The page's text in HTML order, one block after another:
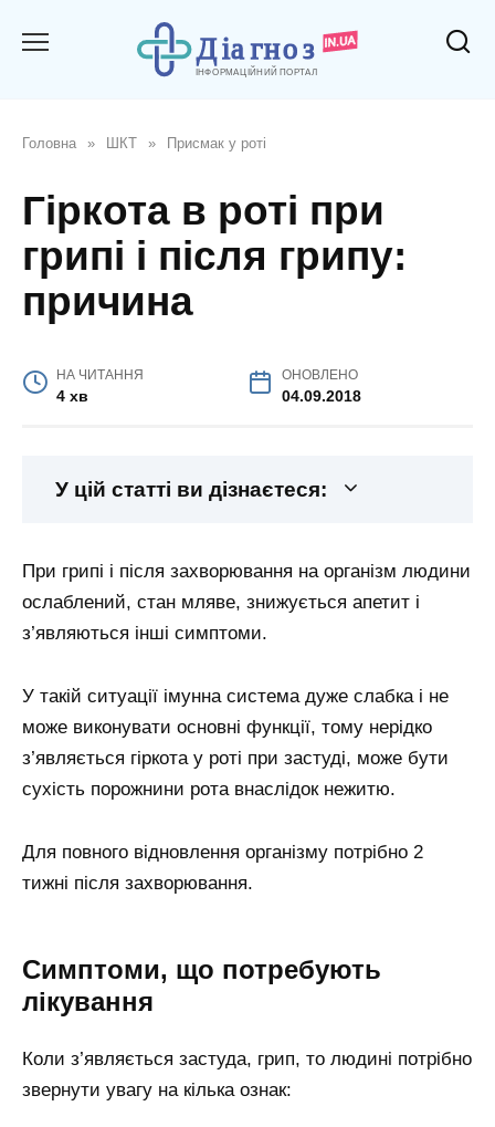
Головна » ШКТ » Присмак у роті
Гіркота в роті при
грипі і після грипу:
причина
НА ЧИТАННЯ
4 хв
ОНОВЛЕНО
04.09.2018
У цій статті ви дізнаєтеся:
При грипі і після захворювання на організм людини
ослаблений, стан мляве, знижується апетит і
з’являються інші симптоми.
У такій ситуації імунна система дуже слабка і не
може виконувати основні функції, тому нерідко
з’являється гіркота у роті при застуді, може бути
сухість порожнини рота внаслідок нежитю.
Для повного відновлення організму потрібно 2
тижні після захворювання.
Симптоми, що потребують
лікування
Коли з’являється застуда, грип, то людині потрібно
звернути увагу на кілька ознак: